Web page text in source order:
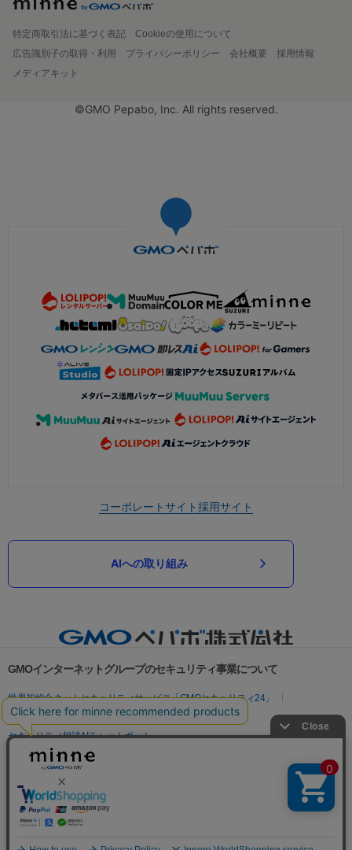
特定商取引法に基づく表記
Cookieの使用について
広告識別子の取得・利用
プライバシーポリシー 会社概要
採用情報
メディアキット
©GMO Pepabo, Inc. All rights reserved.
コーポレートサイト採用サイト
AIへの取り組み
GMOインターネットグループのセキュリティ事業について
世界初総合ネットセキュリティサービス「GMOセキュリティ24」
パスワード漏洩診断
Webサイトリスク診断
セキュリティ相談AIチャットボット
実在証明・盗聴対策
サイバー攻撃対策（GMO Flatt Security）
セキュリティ事業の軌跡